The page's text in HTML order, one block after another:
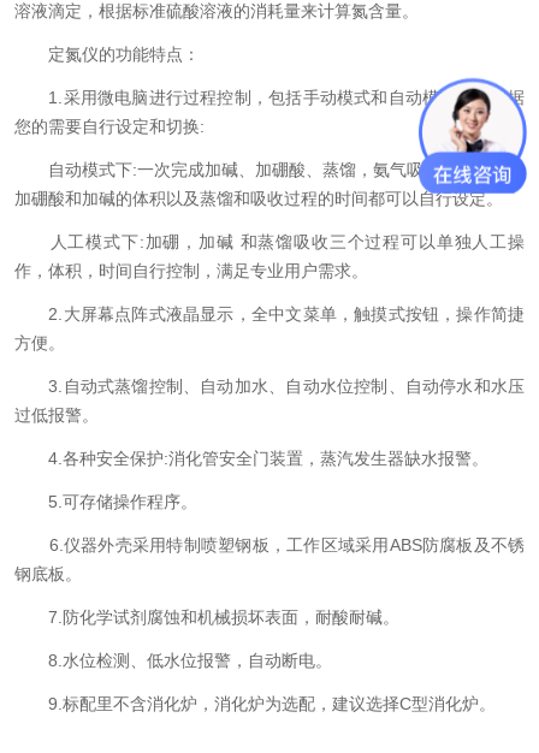
溶液滴定，根据标准硫酸溶液的消耗量来计算氮含量。
定氮仪的功能特点：
1.采用微电脑进行过程控制，包括手动模式和自动模式，可根据
您的需要自行设定和切换:
自动模式下:一次完成加碱、加硼酸、蒸馏，氨气吸收整个过程，
加硼酸和加碱的体积以及蒸馏和吸收过程的时间都可以自行设定。
人工模式下:加硼，加碱 和蒸馏吸收三个过程可以单独人工操
作，体积，时间自行控制，满足专业用户需求。
2.大屏幕点阵式液晶显示，全中文菜单，触摸式按钮，操作简捷
方便。
3.自动式蒸馏控制、自动加水、自动水位控制、自动停水和水压
过低报警。
4.各种安全保护:消化管安全门装置，蒸汽发生器缺水报警。
5.可存储操作程序。
6.仪器外壳采用特制喷塑钢板，工作区域采用ABS防腐板及不锈
钢底板。
7.防化学试剂腐蚀和机械损坏表面，耐酸耐碱。
8.水位检测、低水位报警，自动断电。
9.标配里不含消化炉，消化炉为选配，建议选择C型消化炉。